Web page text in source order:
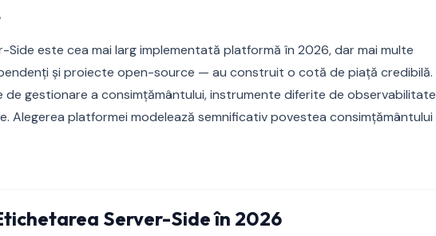
Side este cea mai larg implementată platformă în 2026, dar mai multe
și proiecte open-source — au construit o cotă de piață credibilă.
de gestionare a consimțământului, instrumente diferite de observabilitate
Alegerea platformei modelează semnificativ povestea consimțământului
Server-Side în 2026